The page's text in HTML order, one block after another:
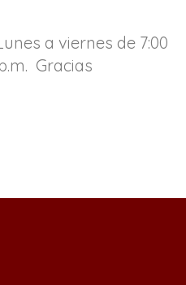
a viernes de 7:00
Gracias